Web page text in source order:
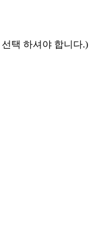
택 하셔야 합니다.)